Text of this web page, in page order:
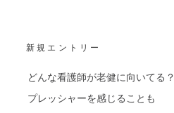
新規エントリー
どんな看護師が老健に向いてる？
プレッシャーを感じることも